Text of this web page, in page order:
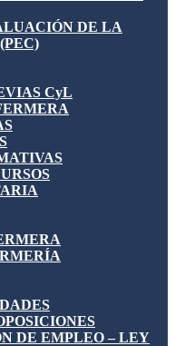
DE LA
CyL
DE EMPLEO – LEY